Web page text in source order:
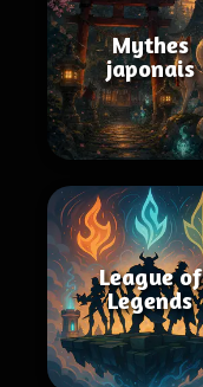
Mythes
japonais
League of
Legends